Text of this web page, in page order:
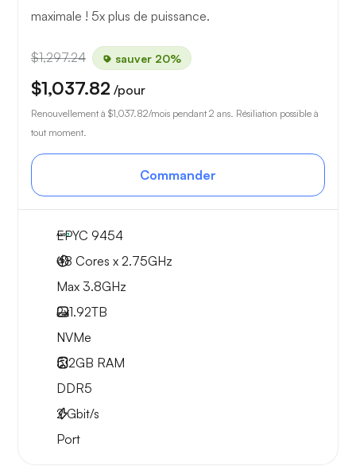
maximale ! 5x plus de puissance.
$1,297.24 sauver 20%
$1,037.82 /pour
Renouvellement à $1,037.82/mois pendant 2 ans. Résiliation possible à
tout moment.
Commander
EPYC 9454
48 Cores x 2.75GHz
Max 3.8GHz
2x1.92TB
NVMe
512GB RAM
DDR5
2Gbit/s
Port